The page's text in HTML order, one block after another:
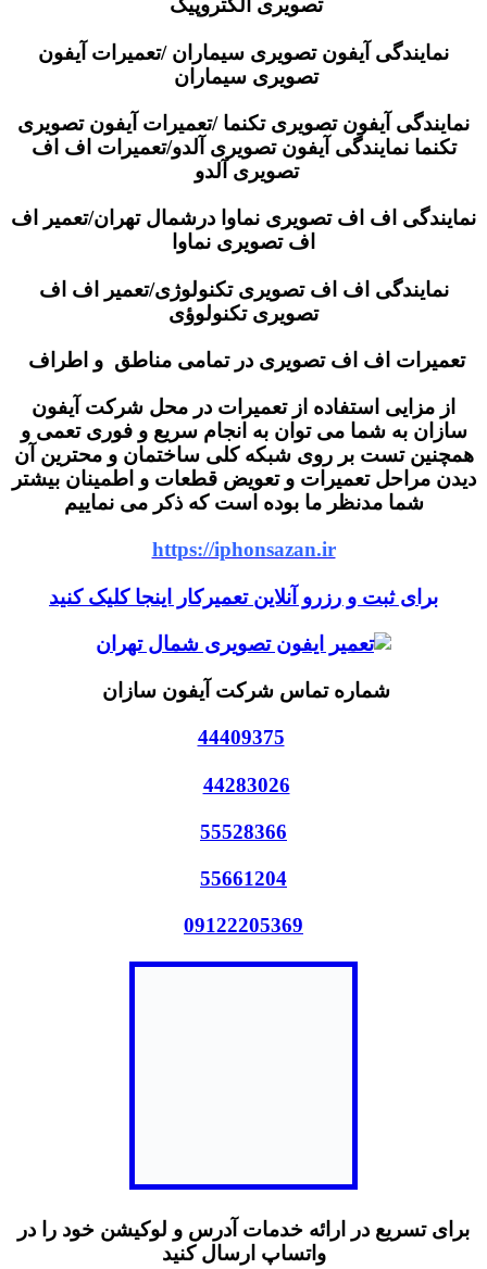
تصویری الکتروپیک
نمایندگی آیفون تصویری سیماران /تعمیرات آیفون
تصویری سیماران
نمایندگی آیفون تصویری تکنما /تعمیرات آیفون تصویری
تکنما نمایندگی آیفون تصویری آلدو/تعمیرات اف اف
تصویری آلدو
نمایندگی اف اف تصویری نماوا درشمال تهران/تعمیر اف
اف تصویری نماوا
نمایندگی اف اف تصویری تکنولوژی/تعمیر اف اف
تصویری تکنولوؤی
تعمیرات اف اف تصویری در تمامی مناطق و اطراف
از مزایی استفاده از تعمیرات در محل شرکت آیفون
سازان به شما می توان به انجام سریع و فوری تعمی و
همچنین تست بر روی شبکه کلی ساختمان و محترین آن
دیدن مراحل تعمیرات و تعویض قطعات و اطمینان بیشتر
شما مدنظر ما بوده است که ذکر می نماییم
https://iphonsazan.ir
برای ثبت و رزرو آنلاین تعمیرکار اینجا کلیک کنید
شماره تماس شرکت آیفون سازان
44409375
44283026
55528366
55661204
09122205369
برای تسریع در ارائه خدمات آدرس و لوکیشن خود را در
واتساپ ارسال کنید